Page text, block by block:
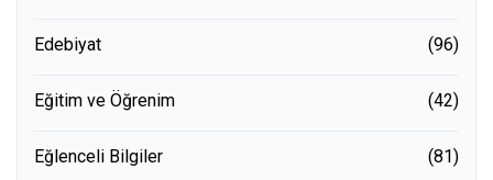
Edebiyat (96)
Eğitim ve Öğrenim (42)
Eğlenceli Bilgiler (81)